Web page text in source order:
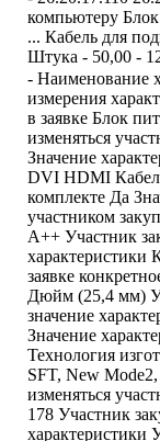
компьютеру
... Кабель для
Штука - 50,00 -
- Наименование
измерения
в заявке Блок
изменяться
Значение
DVI HDMI
комплекте Да
участником
A++ Участник
характеристики
заявке
Дюйм (25,4 мм)
значение
Значение
Технология
SFT, New
изменяться
178 Участник
характеристики